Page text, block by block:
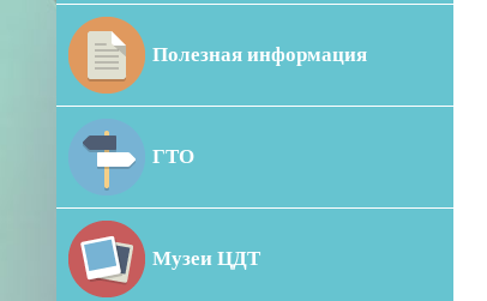
Полезная информация
ГТО
Музеи ЦДТ